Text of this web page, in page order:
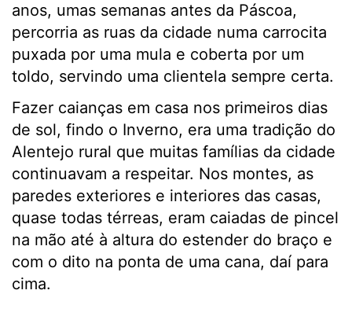
anos, umas semanas antes da Páscoa,
percorria as ruas da cidade numa carrocita
puxada por uma mula e coberta por um
toldo, servindo uma clientela sempre certa.
Fazer caianças em casa nos primeiros dias
de sol, findo o Inverno, era uma tradição do
Alentejo rural que muitas famílias da cidade
continuavam a respeitar. Nos montes, as
paredes exteriores e interiores das casas,
quase todas térreas, eram caiadas de pincel
na mão até à altura do estender do braço e
com o dito na ponta de uma cana, daí para
cima.